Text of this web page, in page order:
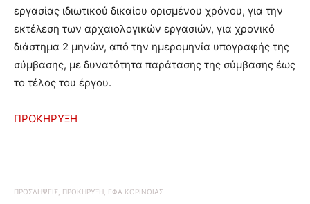
εργασίας ιδιωτικού δικαίου ορισμένου χρόνου, για την
εκτέλεση των αρχαιολογικών εργασιών, για χρονικό
διάστημα 2 μηνών, από την ημερομηνία υπογραφής της
σύμβασης, με δυνατότητα παράτασης της σύμβασης έως
το τέλος του έργου.
ΠΡΟΚΗΡΥΞΗ
ΠΡΟΣΛΗΨΕΙΣ, ΠΡΟΚΗΡΥΞΗ, ΕΦΑ ΚΟΡΙΝΘΙΑΣ